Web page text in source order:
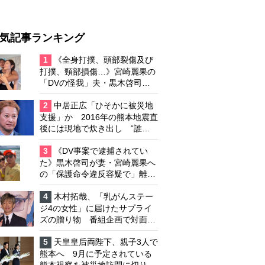
記事ランキング
1
《全身打撲、頭部裂傷及び
打撲、頸部損傷…》宮崎麗果の
「DVの怪我」夫・黒木啓司の
逮捕で始まる「夫婦の闘争」
2
中居正広「ひそかに被災地
支援」か 2016年の熊本地震直
後には現地で炊き出し “誰に
も知られなくて良い”と、むし
ろ強まる福祉活動への思い
3
《DV事案で逮捕されてい
た》黒木啓司が妻・宮崎麗果へ
の「保護命令違反容疑で」離婚
協議は「第二ステージ」へ
4
木村拓哉、「乳がんステー
ジ4の女性」に届けたサプライ
ズの贈り物 番組企画で対面し
たファンが、夢と希望を与える
心遣いに「うれしくて号泣しま
した」
5
天皇皇后両陛下、親子3人で
熊本へ 9月に予定されている